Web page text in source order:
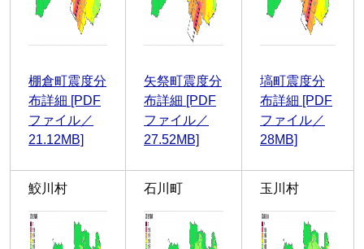
棚倉町震度分
布詳細 [PDF
ファイル／
21.12MB]
矢祭町震度分
布詳細 [PDF
ファイル／
27.52MB]
塙町震度分
布詳細 [PDF
ファイル／
28MB]
鮫川村 石川町 玉川村